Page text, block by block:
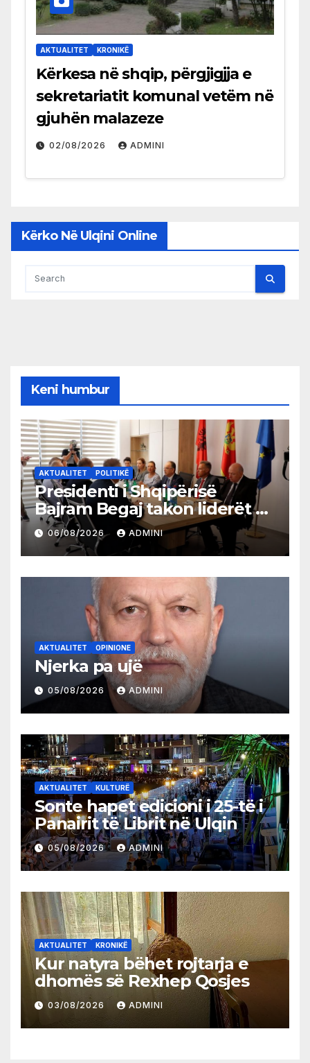
AKTUALITET KRONIKË
Kërkesa në shqip, përgjigjja e
sekretariatit komunal vetëm në
gjuhën malazeze
02/08/2026 ADMINI
Kërko Në Ulqini Online
Keni humbur
AKTUALITET POLITIKË
Presidenti i Shqipërisë
Bajram Begaj takon liderët e
partive shqiptare në Ulqin
06/08/2026 ADMINI
AKTUALITET OPINIONE
Njerka pa ujë
05/08/2026 ADMINI
AKTUALITET KULTURË
Sonte hapet edicioni i 25-të i
Panairit të Librit në Ulqin
05/08/2026 ADMINI
AKTUALITET KRONIKË
Kur natyra bëhet rojtarja e
dhomës së Rexhep Qosjes
03/08/2026 ADMINI